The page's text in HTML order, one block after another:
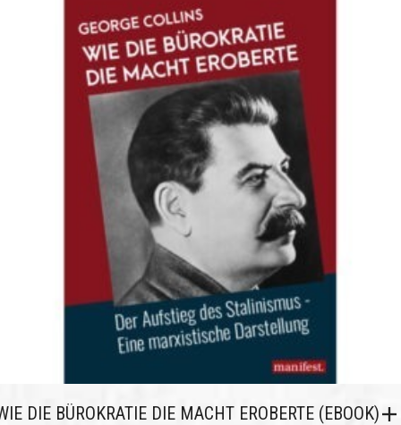
DIE BÜROKRATIE DIE MACHT EROBERTE (EBOOK)